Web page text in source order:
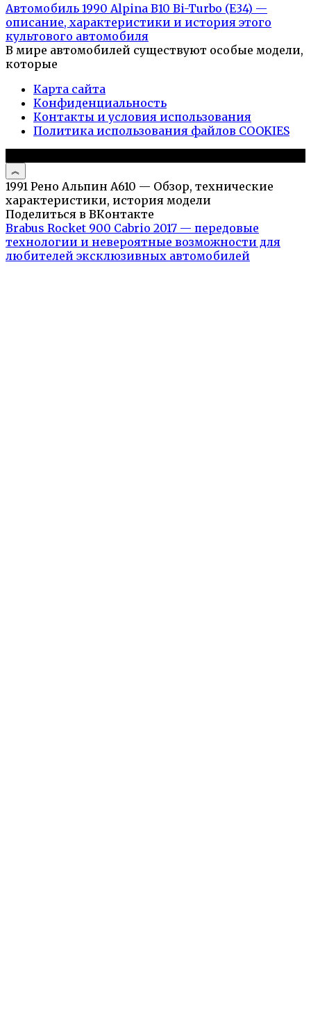
Автомобиль 1990 Alpina B10 Bi-Turbo (E34) —
описание, характеристики и история этого
культового автомобиля
В мире автомобилей существуют особые модели,
которые
Карта сайта
Конфиденциальность
Контакты и условия использования
Политика использования файлов COOKIES
1991 Рено Альпин А610 — Обзор, технические
характеристики, история модели
Поделиться в ВКонтакте
Brabus Rocket 900 Cabrio 2017 — передовые
технологии и невероятные возможности для
любителей эксклюзивных автомобилей